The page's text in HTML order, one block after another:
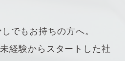
でもお持ちの方へ。
経験からスタートした社